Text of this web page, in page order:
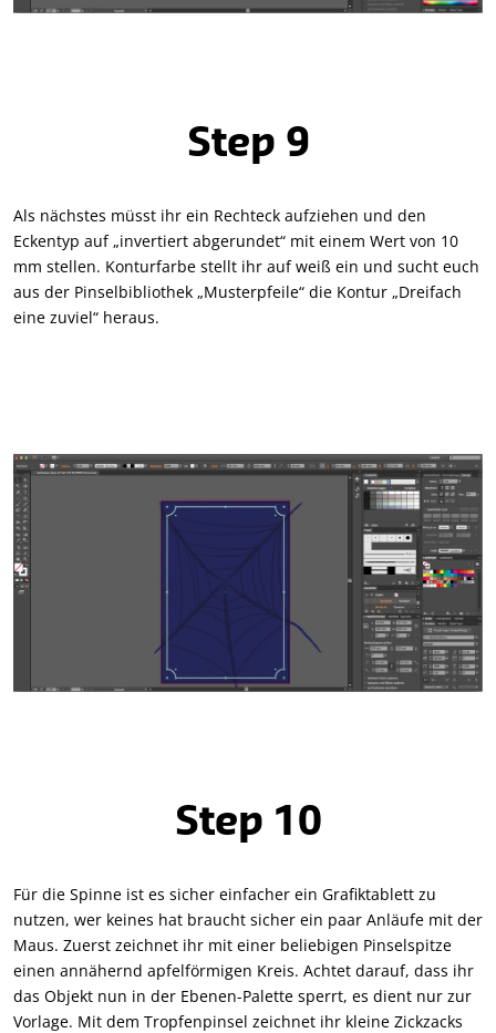
Step 9
Als nächstes müsst ihr ein Rechteck aufziehen und den
Eckentyp auf „invertiert abgerundet“ mit einem Wert von 10
mm stellen. Konturfarbe stellt ihr auf weiß ein und sucht euch
aus der Pinselbibliothek „Musterpfeile“ die Kontur „Dreifach
eine zuviel“ heraus.
Step 10
Für die Spinne ist es sicher einfacher ein Grafiktablett zu
nutzen, wer keines hat braucht sicher ein paar Anläufe mit der
Maus. Zuerst zeichnet ihr mit einer beliebigen Pinselspitze
einen annähernd apfelförmigen Kreis. Achtet darauf, dass ihr
das Objekt nun in der Ebenen-Palette sperrt, es dient nur zur
Vorlage. Mit dem Tropfenpinsel zeichnet ihr kleine Zickzacks